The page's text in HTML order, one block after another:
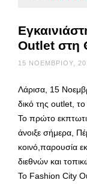
Outlet στη
15 ΝΟΕΜΒΡΊΟΥ,
Λάρισα, 15
δικό της outlet,
Το πρώτο
άνοιξε σήμερα,
κοινό,παρουσία
διεθνών και
Το Fashion City